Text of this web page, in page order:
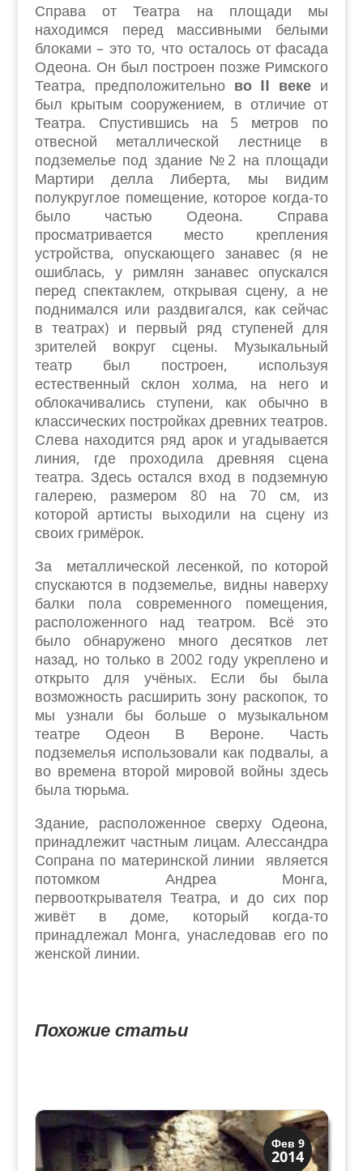
Справа от Театра на площади мы
находимся перед массивными белыми
блоками – это то, что осталось от фасада
Одеона. Он был построен позже Римского
Театра, предположительно во II веке и
был крытым сооружением, в отличие от
Театра. Спустившись на 5 метров по
отвесной металлической лестнице в
подземелье под здание №2 на площади
Мартири делла Либерта, мы видим
полукруглое помещение, которое когда-то
было частью Одеона. Справа
просматривается место крепления
устройства, опускающего занавес (я не
ошиблась, у римлян занавес опускался
перед спектаклем, открывая сцену, а не
поднимался или раздвигался, как сейчас
в театрах) и первый ряд ступеней для
зрителей вокруг сцены. Музыкальный
театр был построен, используя
естественный склон холма, на него и
облокачивались ступени, как обычно в
классических постройках древних театров.
Слева находится ряд арок и угадывается
линия, где проходила древняя сцена
театра. Здесь остался вход в подземную
галерею, размером 80 на 70 см, из
которой артисты выходили на сцену из
своих гримёрок.
За металлической лесенкой, по которой
спускаются в подземелье, видны наверху
балки пола современного помещения,
расположенного над театром. Всё это
было обнаружено много десятков лет
назад, но только в 2002 году укреплено и
открыто для учёных. Если бы была
возможность расширить зону раскопок, то
мы узнали бы больше о музыкальном
театре Одеон В Вероне. Часть
подземелья использовали как подвалы, а
во времена второй мировой войны здесь
была тюрьма.
Здание, расположенное сверху Одеона,
принадлежит частным лицам. Алессандра
Сопрана по материнской линии является
потомком Андреа Монга,
первооткрывателя Театра, и до сих пор
живёт в доме, который когда-то
принадлежал Монга, унаследовав его по
женской линии.
Похожие статьи
Фев 9
2014
Верона
Римская Верона